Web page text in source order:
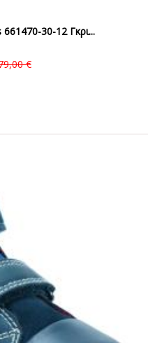
30-12 Γκρι...
€